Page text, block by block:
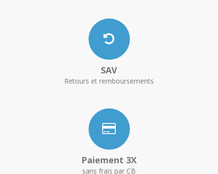
SAV
Retours et remboursements
Paiement 3X
sans frais par CB